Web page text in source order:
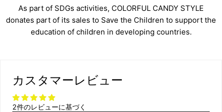
As part of SDGs activities, COLORFUL CANDY STYLE
donates part of its sales to Save the Children to support the
education of children in developing countries.
カスタマーレビュー
2件のレビューに基づく